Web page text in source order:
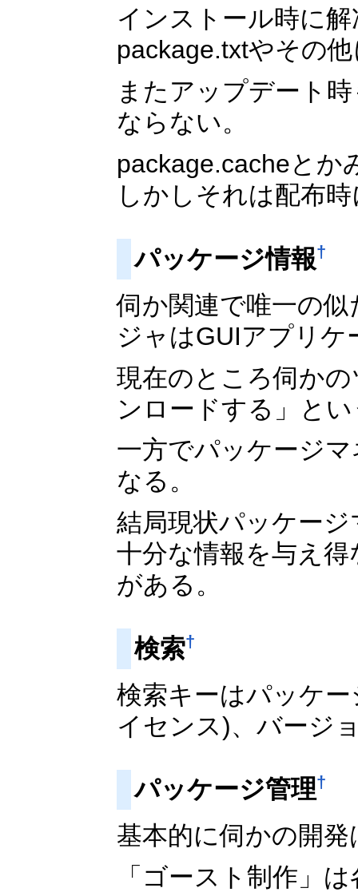
インストール時に
package.txtやその
またアップデート
ならない。
package.cacheとか
しかしそれは配布
パッケージ情報†
伺か関連で唯一の
ジャはGUIアプリ
現在のところ伺か
ンロードする」と
一方でパッケージ
なる。
結局現状パッケー
十分な情報を与え
がある。
検索†
検索キーはパッケ
イセンス)、バージ
パッケージ管理†
基本的に伺かの開
「ゴースト制作」